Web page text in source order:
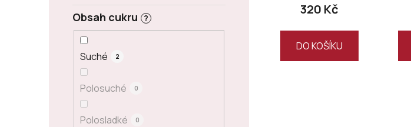
Obsah cukru ?
Suché 2
Polosuché 0
Polosladké 0
320 Kč
DO KOŠÍKU